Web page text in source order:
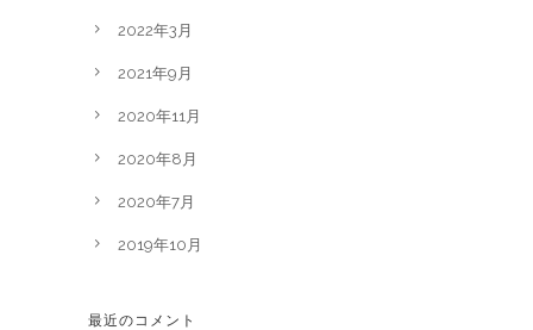
2022年3月
2021年9月
2020年11月
2020年8月
2020年7月
2019年10月
最近のコメント